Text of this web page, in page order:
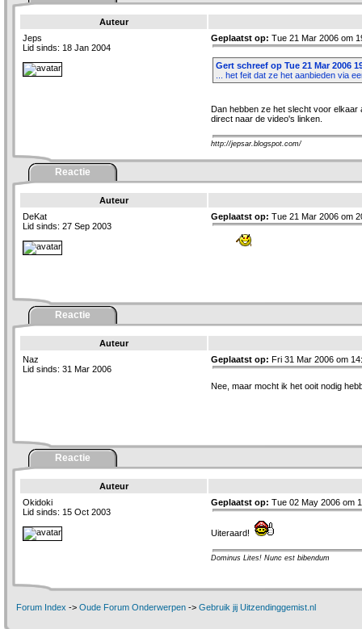
Auteur
Jeps
Lid sinds: 18 Jan 2004
Geplaatst op: Tue 21 Mar 2006 om
Gert schreef op Tue 21 Mar 2006
... het feit dat ze het aanbieden via
Dan hebben ze het slecht voor elkaar
direct naar de video's linken.
http://jepsar.blogspot.com/
Reactie
Auteur
DeKat
Lid sinds: 27 Sep 2003
Geplaatst op: Tue 21 Mar 2006 om
Reactie
Auteur
Naz
Lid sinds: 31 Mar 2006
Geplaatst op: Fri 31 Mar 2006 om
Nee, maar mocht ik het ooit nodig
Reactie
Auteur
Okidoki
Lid sinds: 15 Oct 2003
Geplaatst op: Tue 02 May 2006 om
Uiteraard!
Dominus Lites! Nunc est bibendum
Forum Index -> Oude Forum Onderwerpen -> Gebruik jij Uitzendinggemist.nl